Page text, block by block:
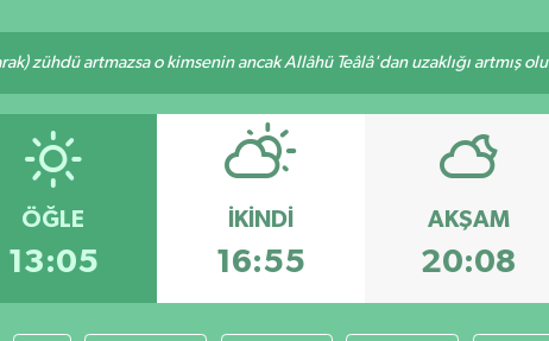
zühdü artmazsa o kimsenin ancak Allâhü Teâlâ'dan uzaklığı artmış
ÖĞLE
13:05
İKINDI
16:55
AKŞAM
20:08